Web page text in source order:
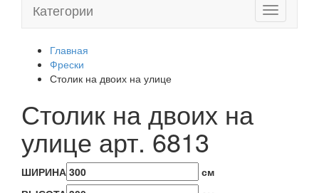
Toggle
navigation
Категории
Главная
Фрески
Столик на двоих на улице
Столик на двоих на
улице арт.6813
ШИРИНА
см